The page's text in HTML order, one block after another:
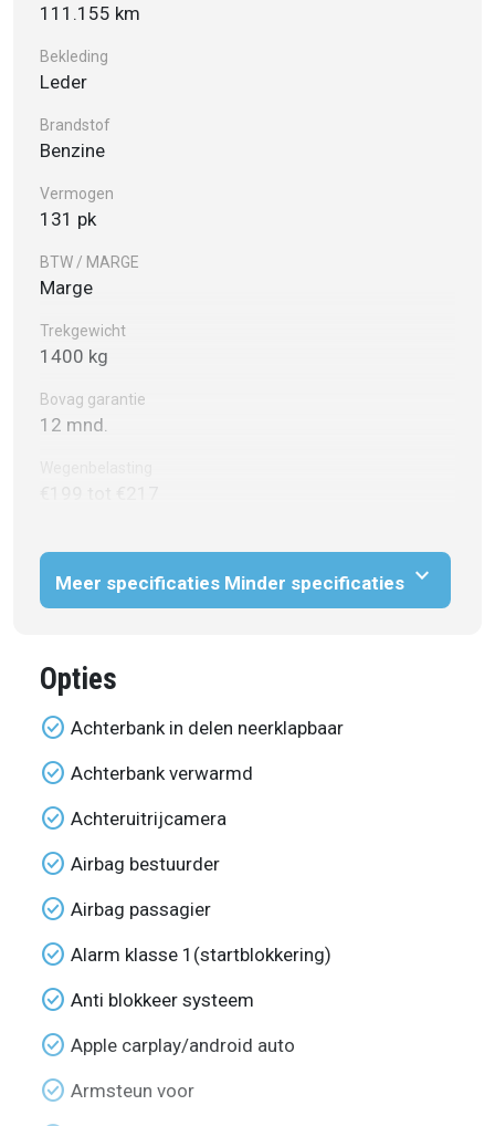
111.155 km
Bekleding
Leder
Brandstof
Benzine
Vermogen
131 pk
BTW / MARGE
Marge
Trekgewicht
1400 kg
Bovag garantie
12 mnd.
Meer specificaties Minder specificaties expand_more
Opties
check_circle Achterbank in delen neerklapbaar
check_circle Achterbank verwarmd
check_circle Achteruitrijcamera
check_circle Airbag bestuurder
check_circle Airbag passagier
check_circle Alarm klasse 1(startblokkering)
check_circle Anti blokkeer systeem
check_circle Apple carplay/android auto
check_circle Armsteun voor